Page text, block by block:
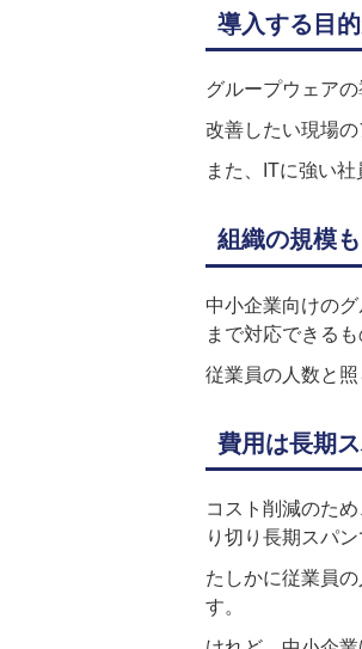
導入する目
グループウェア
改善したい現場
また、ITに強い
組織の規模
中小企業向けの
まで対応できる
従業員の人数と
費用は長期
コスト削減のた
り切り長期スパ
たしかに従業員
す。